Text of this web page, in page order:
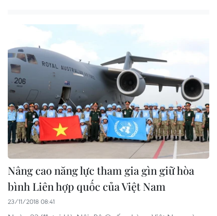
Nâng cao năng lực tham gia gìn giữ hòa
bình Liên hợp quốc của Việt Nam
23/11/2018 08:41